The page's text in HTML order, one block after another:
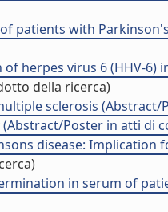
patients with
herpes virus 6 (HHV-6)
della ricerca)
sclerosis
Poster in atti di
disease:
in serum of